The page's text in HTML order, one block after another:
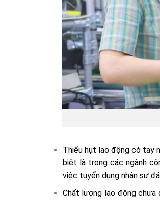
Thiếu hụt lao động có tay
biệt là trong các ngành
việc tuyển dụng nhân sự
Chất lượng lao động chưa